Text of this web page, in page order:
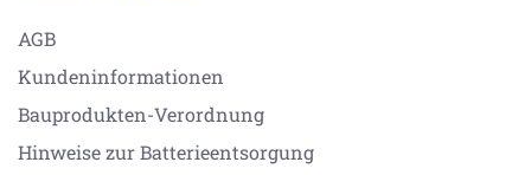
AGB
Kundeninformationen
Bauprodukten-Verordnung
Hinweise zur Batterieentsorgung